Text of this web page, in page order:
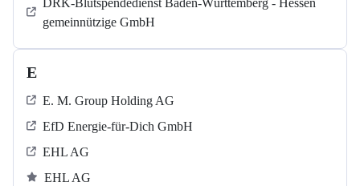
DRK-Blutspendedienst Baden-Württemberg - Hessen
gemeinnützige GmbH
E
E. M. Group Holding AG
EfD Energie-für-Dich GmbH
EHL AG
EHL AG